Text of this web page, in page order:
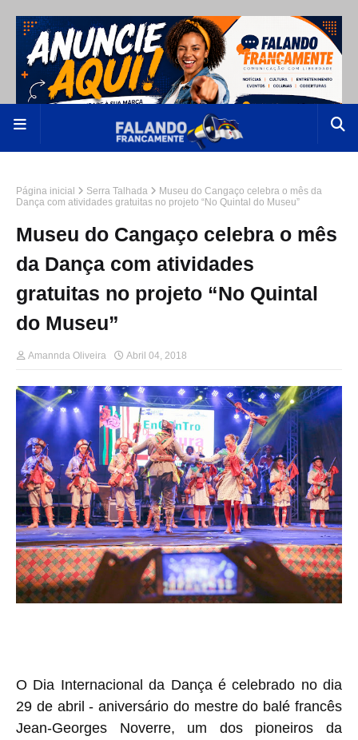
Página inicial Serra Talhada
Museu do Cangaço celebra o mês da
Dança com atividades gratuitas no projeto “No Quintal do Museu”
Museu do Cangaço celebra o mês
da Dança com atividades
gratuitas no projeto “No Quintal
do Museu”
Amannda Oliveira Abril 04, 2018
O Dia Internacional da Dança é celebrado no dia
29 de abril - aniversário do mestre do balé francês
Jean-Georges Noverre, um dos pioneiros da